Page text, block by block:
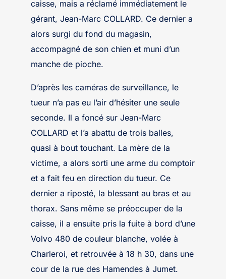
caisse, mais a réclamé immédiatement le
gérant, Jean-Marc COLLARD. Ce dernier a
alors surgi du fond du magasin,
accompagné de son chien et muni d’un
manche de pioche.
D’après les caméras de surveillance, le
tueur n’a pas eu l’air d’hésiter une seule
seconde. Il a foncé sur Jean-Marc
COLLARD et l’a abattu de trois balles,
quasi à bout touchant. La mère de la
victime, a alors sorti une arme du comptoir
et a fait feu en direction du tueur. Ce
dernier a riposté, la blessant au bras et au
thorax. Sans même se préoccuper de la
caisse, il a ensuite pris la fuite à bord d’une
Volvo 480 de couleur blanche, volée à
Charleroi, et retrouvée à 18 h 30, dans une
cour de la rue des Hamendes à Jumet.